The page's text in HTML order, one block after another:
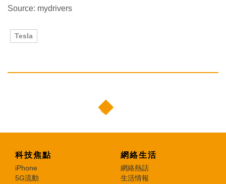
Source: mydrivers
Tesla
科技焦點
iPhone
5G流動
網絡生活
網絡熱話
生活情報